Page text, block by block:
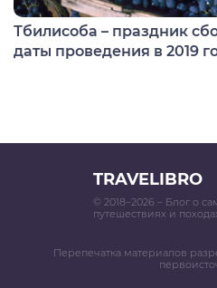
Тбилисоба – праздник
даты проведения в 2019
TRAVELIBRO
© 2018–2026 – Блог о
путешествиях и
Перепечатка материалов